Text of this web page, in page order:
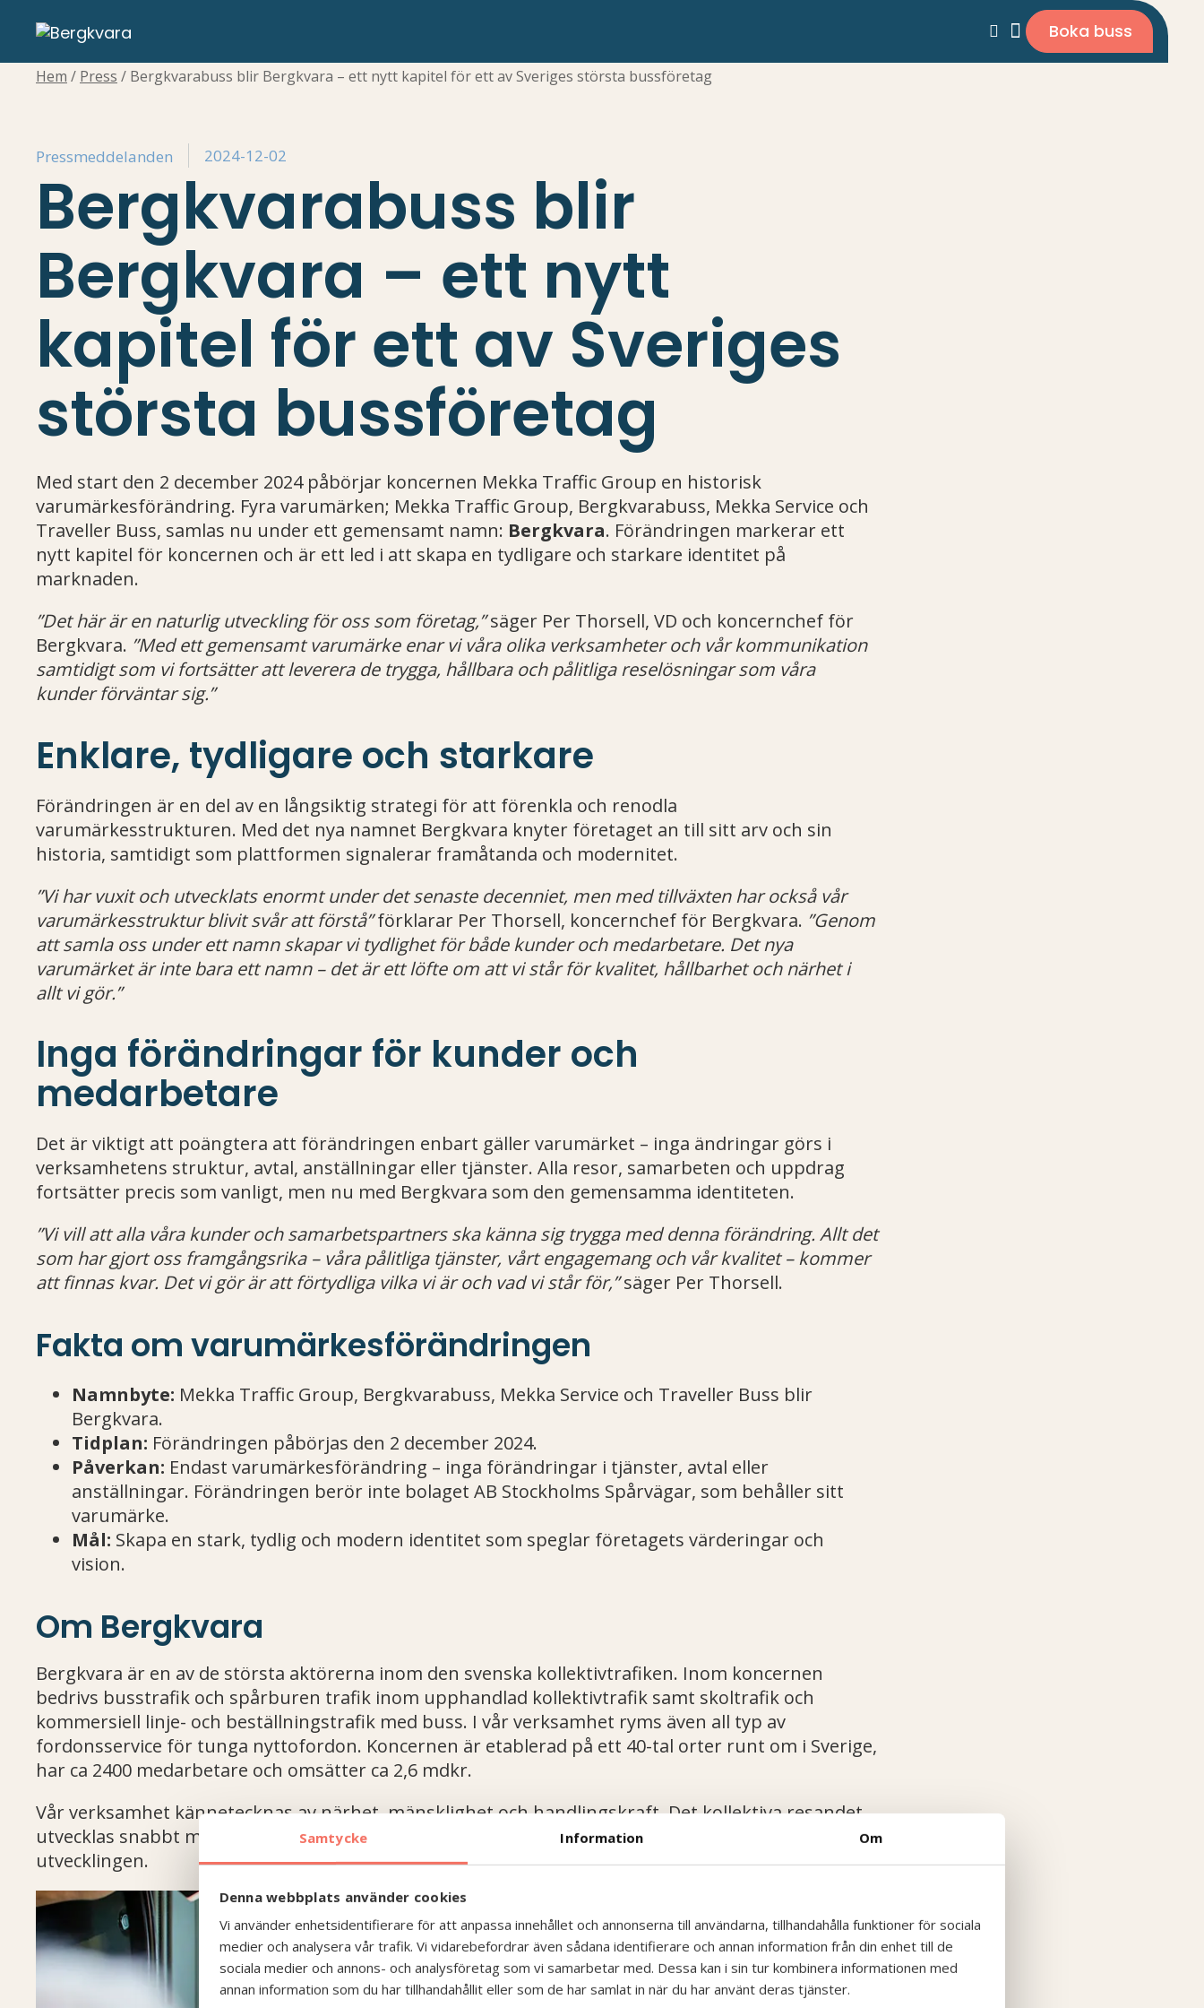
Samtycke Information Om
Denna webbplats använder cookies
Vi använder enhetsidentifierare för att anpassa innehållet och annonserna till användarna, tillhandahålla funktioner för sociala
medier och analysera vår trafik. Vi vidarebefordrar även sådana identifierare och annan information från din enhet till de
sociala medier och annons- och analysföretag som vi samarbetar med. Dessa kan i sin tur kombinera informationen med
annan information som du har tillhandahållit eller som de har samlat in när du har använt deras tjänster.
Boka buss
Hem / Press / Bergkvarabuss blir Bergkvara – ett nytt kapitel för ett av Sveriges största bussföretag
Pressmeddelanden 2024-12-02
Bergkvarabuss blir
Bergkvara – ett nytt
kapitel för ett av Sveriges
största bussföretag
Med start den 2 december 2024 påbörjar koncernen Mekka Traffic Group en historisk
varumärkesförändring. Fyra varumärken; Mekka Traffic Group, Bergkvarabuss, Mekka Service och
Traveller Buss, samlas nu under ett gemensamt namn: Bergkvara. Förändringen markerar ett
nytt kapitel för koncernen och är ett led i att skapa en tydligare och starkare identitet på
marknaden.
”Det här är en naturlig utveckling för oss som företag,”säger Per Thorsell, VD och koncernchef för
Bergkvara. ”Med ett gemensamt varumärke enar vi våra olika verksamheter och vår kommunikation
samtidigt som vi fortsätter att leverera de trygga, hållbara och pålitliga reselösningar som våra
kunder förväntar sig.”
Enklare, tydligare och starkare
Förändringen är en del av en långsiktig strategi för att förenkla och renodla
varumärkesstrukturen. Med det nya namnet Bergkvara knyter företaget an till sitt arv och sin
historia, samtidigt som plattformen signalerar framåtanda och modernitet.
”Vi har vuxit och utvecklats enormt under det senaste decenniet, men med tillväxten har också vår
varumärkesstruktur blivit svår att förstå”förklarar Per Thorsell, koncernchef för Bergkvara. ”Genom
att samla oss under ett namn skapar vi tydlighet för både kunder och medarbetare. Det nya
varumärket är inte bara ett namn – det är ett löfte om att vi står för kvalitet, hållbarhet och närhet i
allt vi gör.”
Inga förändringar för kunder och
medarbetare
Det är viktigt att poängtera att förändringen enbart gäller varumärket – inga ändringar görs i
verksamhetens struktur, avtal, anställningar eller tjänster. Alla resor, samarbeten och uppdrag
fortsätter precis som vanligt, men nu med Bergkvara som den gemensamma identiteten.
”Vi vill att alla våra kunder och samarbetspartners ska känna sig trygga med denna förändring. Allt det
som har gjort oss framgångsrika – våra pålitliga tjänster, vårt engagemang och vår kvalitet – kommer
att finnas kvar. Det vi gör är att förtydliga vilka vi är och vad vi står för,”säger Per Thorsell.
Fakta om varumärkesförändringen
Namnbyte: Mekka Traffic Group, Bergkvarabuss, Mekka Service och Traveller Buss blir
Bergkvara.
Tidplan: Förändringen påbörjas den 2 december 2024.
Påverkan: Endast varumärkesförändring – inga förändringar i tjänster, avtal eller
anställningar. Förändringen berör inte bolaget AB Stockholms Spårvägar, som behåller sitt
varumärke.
Mål: Skapa en stark, tydlig och modern identitet som speglar företagets värderingar och
vision.
Om Bergkvara
Bergkvara är en av de största aktörerna inom den svenska kollektivtrafiken. Inom koncernen
bedrivs busstrafik och spårburen trafik inom upphandlad kollektivtrafik samt skoltrafik och
kommersiell linje- och beställningstrafik med buss. I vår verksamhet ryms även all typ av
fordonsservice för tunga nyttofordon. Koncernen är etablerad på ett 40-tal orter runt om i Sverige,
har ca 2400 medarbetare och omsätter ca 2,6 mdkr.
Vår verksamhet kännetecknas av närhet, mänsklighet och handlingskraft. Det kollektiva resandet
utvecklas snabbt med ett stort fokus på hållbarhet och teknisk utveckling. Vi är med och driver den
utvecklingen.